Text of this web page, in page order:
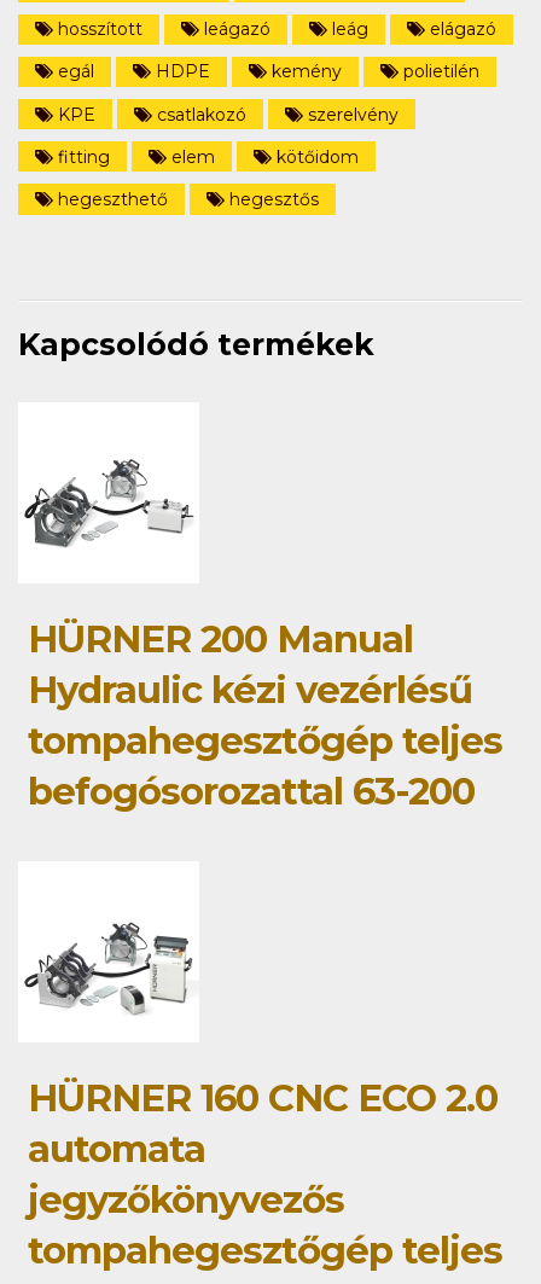
hosszított
leágazó leág
elágazó
egál
HDPE kemény
polietilén
KPE
csatlakozó
szerelvény
fitting
elem
kötőidom
hegeszthető
hegesztős
Kapcsolódó termékek
HÜRNER 200 Manual
Hydraulic kézi vezérlésű
tompahegesztőgép teljes
befogósorozattal 63-200
HÜRNER 160 CNC ECO 2.0
automata
jegyzőkönyvezős
tompahegesztőgép teljes